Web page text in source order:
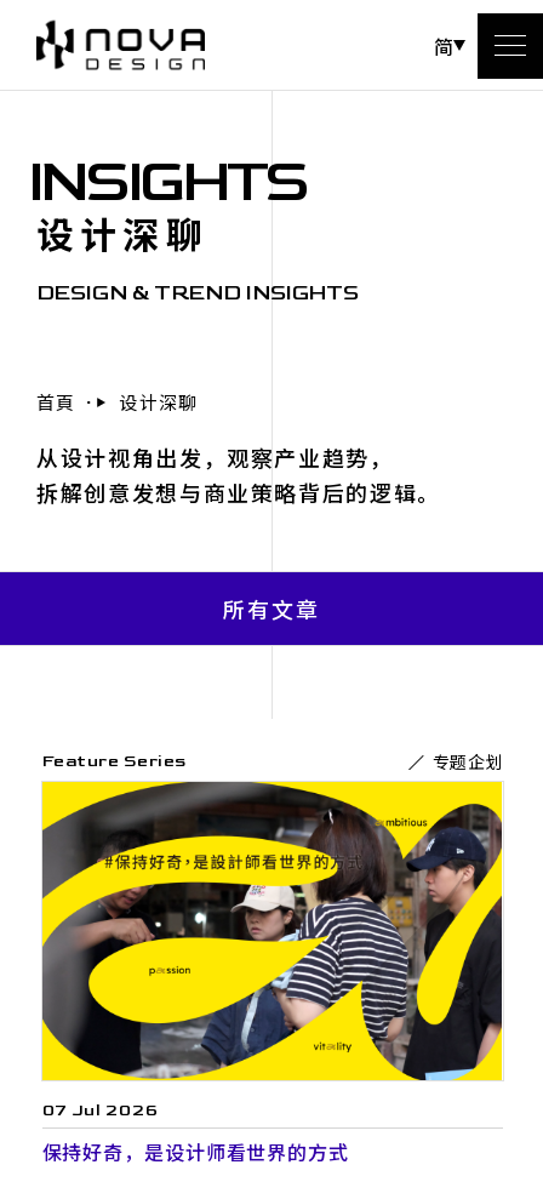
简
INSIGHTS
设计深聊
DESIGN & TREND INSIGHTS
首頁 设计深聊
从设计视角出发，观察产业趋势，
拆解创意发想与商业策略背后的逻辑。
所有文章
Feature Series 专题企划
07 Jul 2026
保持好奇，是设计师看世界的方式